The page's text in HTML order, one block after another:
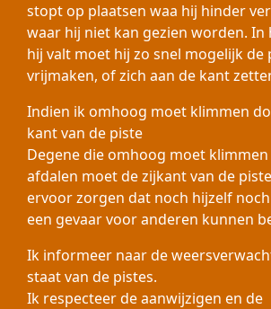
stopt op plaatsen waa hij hinder
waar hij niet kan gezien worden. In
hij valt moet hij zo snel mogelijk de
vrijmaken, of zich aan de kant
Indien ik omhoog moet klimmen
kant van de piste
Degene die omhoog moet
afdalen moet de zijkant van de
ervoor zorgen dat noch hijzelf
een gevaar voor anderen kunnen
Ik informeer naar de
staat van de pistes.
Ik respecteer de aanwijzigen en de